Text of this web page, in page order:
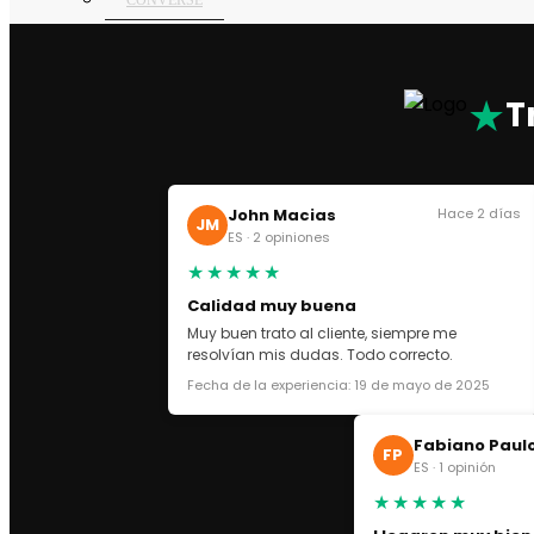
ASICS KAYANO
OFF WHITE
GOLDEN GOOSE
DOLCE GABBANA
CHRISTIAN LOUBOUTIN
VALENTINO GARAVANI
★
JM John Macias
ES · 2 opiniones
Hace 2 días
★★★★★
Calidad muy buena
Muy buen trato al cliente, siempre me
resolvían mis dudas. Todo correcto.
Fecha de la experiencia: 19 de mayo de 2025
FP Fabiano
ES · 1 opinión
★★★★★